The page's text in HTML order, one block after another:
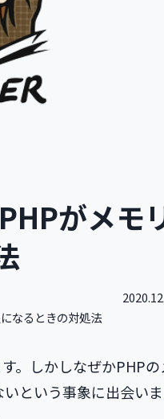
がメモ
なるときの対処法
。しかしなぜかPHPの
という事象に出会い